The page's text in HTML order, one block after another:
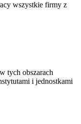
wszystkie firmy z
tych obszarach
i jednostkami